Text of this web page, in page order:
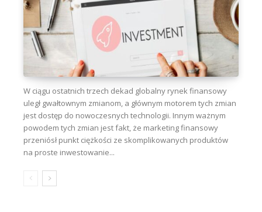
W ciągu ostatnich trzech dekad globalny rynek finansowy
uległ gwałtownym zmianom, a głównym motorem tych zmian
jest dostęp do nowoczesnych technologii. Innym ważnym
powodem tych zmian jest fakt, że marketing finansowy
przeniósł punkt ciężkości ze skomplikowanych produktów
na proste inwestowanie...